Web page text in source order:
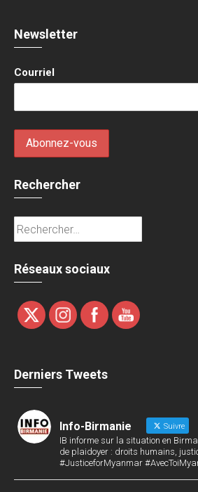
Newsletter
Courriel
Rechercher
Rechercher :
Réseaux sociaux
Derniers Tweets
Info-Birmanie Suivre
IB informe sur la situation en
de plaidoyer : droits humains,
#JusticeforMyanmar